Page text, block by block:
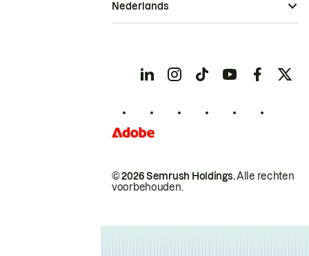
© 2026 Semrush Holdings.Alle rechten
voorbehouden.
Nederlands